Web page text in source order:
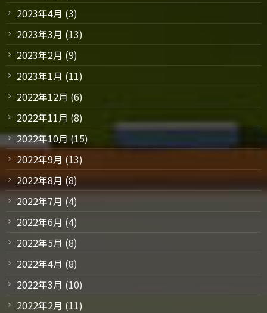
2023年4月 (3)
2023年3月 (13)
2023年2月 (9)
2023年1月 (11)
2022年12月 (6)
2022年11月 (8)
2022年10月 (15)
2022年9月 (13)
2022年8月 (8)
2022年7月 (4)
2022年6月 (4)
2022年5月 (8)
2022年4月 (8)
2022年3月 (10)
2022年2月 (11)